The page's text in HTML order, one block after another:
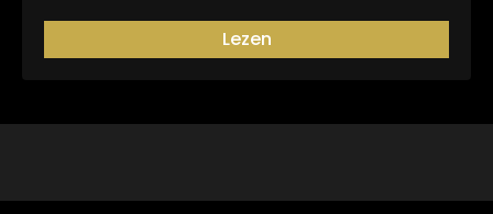
Lezen